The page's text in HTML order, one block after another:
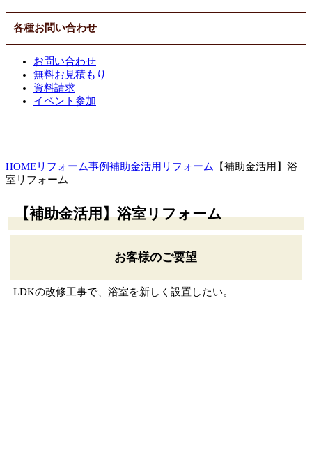
各種お問い合わせ
お問い合わせ
無料お見積もり
資料請求
イベント参加
HOMEリフォーム事例補助金活用リフォーム
【補助金活用】浴
室リフォーム
【補助金活用】浴室リフォーム
お客様のご要望
LDKの改修工事で、浴室を新しく設置したい。